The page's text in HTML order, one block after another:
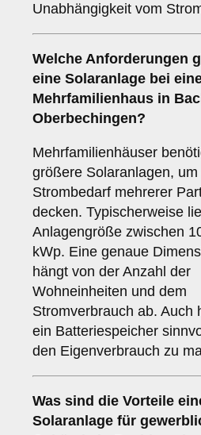
Unabhängigkeit vom
Welche Anforderungen
eine Solaranlage bei
Mehrfamilienhaus in
Oberbechingen?
Mehrfamilienhäuser
größere Solaranlagen, um
Strombedarf mehrerer
decken. Typischerweise
Anlagengröße zwischen
kWp. Eine genaue
hängt von der Anzahl der
Wohneinheiten und dem
Stromverbrauch ab. Auch
ein Batteriespeicher
den Eigenverbrauch zu
Was sind die Vorteile
Solaranlage für